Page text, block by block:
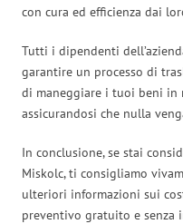
con cura ed efficienza dai
Tutti i dipendenti
garantire un processo di
di maneggiare i tuoi beni in
assicurandosi che nulla
In conclusione, se stai
Miskolc, ti consigliamo
ulteriori informazioni sui
preventivo gratuito e senza